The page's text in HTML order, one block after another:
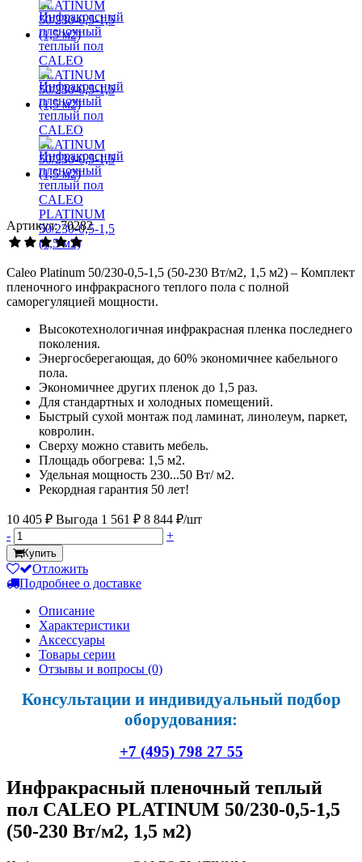
Артикул: 70282
Caleo Platinum 50/230-0,5-1,5 (50-230 Вт/м2, 1,5 м2) – Комплект
пленочного инфракрасного теплого пола с полной
саморегуляцией мощности.
Высокотехнологичная инфракрасная пленка последнего
поколения.
Энергосберегающая, до 60% экономичнее кабельного
пола.
Экономичнее других пленок до 1,5 раз.
Для стандартных и холодных помещений.
Быстрый сухой монтаж под ламинат, линолеум, паркет,
ковролин.
Сверху можно ставить мебель.
Площадь обогрева: 1,5 м2.
Удельная мощность 230...50 Вт/ м2.
Рекордная гарантия 50 лет!
10 405 ₽ Выгода 1 561 ₽ 8 844 ₽/шт
-
+
Купить
Отложить
Подробнее о доставке
Описание
Характеристики
Аксессуары
Товары серии
Отзывы и вопросы (0)
Консультации и индивидуальный подбор
оборудования:
+7 (495) 798 27 55
Инфракрасный пленочный теплый
пол CALEO PLATINUM 50/230-0,5-1,5
(50-230 Вт/м2, 1,5 м2)